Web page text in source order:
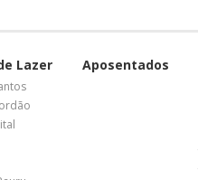
Lazer Aposentados